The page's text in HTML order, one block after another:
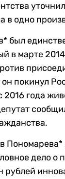
в одно
был
в марте
покинул
2016 года
Пономарева*
дело о
рублей